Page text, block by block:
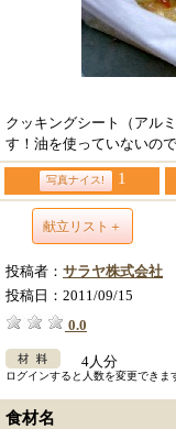
クッキングシート（アル
す！油を使っていないの
写真ナイス! 1
献立リスト＋
投稿者： サラヤ株式会社
投稿日： 2011/09/15
0.0
4人分
ログインすると人数を変更できま
食材名